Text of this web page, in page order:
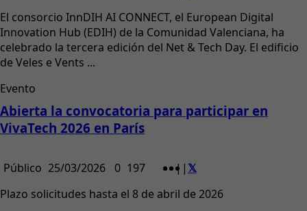
El consorcio InnDIH AI CONNECT, el European Digital
Innovation Hub (EDIH) de la Comunidad Valenciana, ha
celebrado la tercera edición del Net & Tech Day. El edificio
de Veles e Vents ...
Evento
Abierta la convocatoria para participar en
VivaTech 2026 en París
Público 25/03/2026 0 197 | |
Plazo solicitudes hasta el 8 de abril de 2026